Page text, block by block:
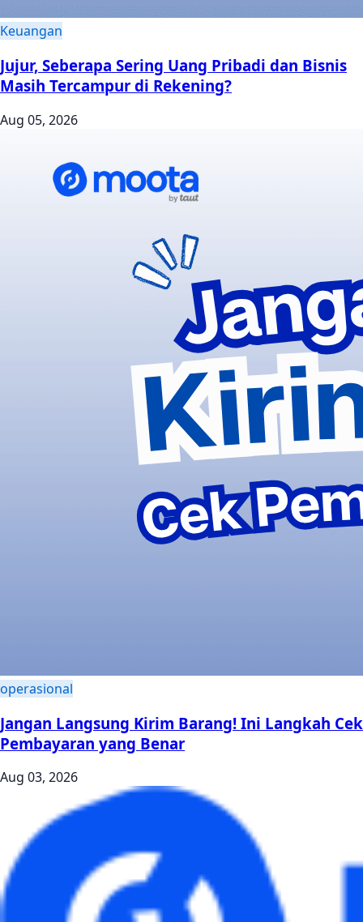
Keuangan
Jujur, Seberapa Sering Uang Pribadi dan Bisnis
Masih Tercampur di Rekening?
Aug 05, 2026
operasional
Jangan Langsung Kirim Barang! Ini Langkah Cek
Pembayaran yang Benar
Aug 03, 2026